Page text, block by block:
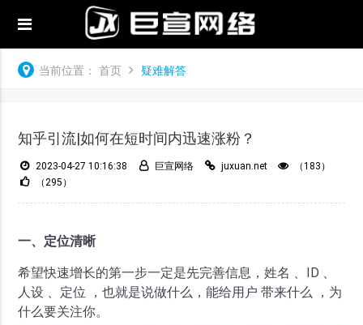
当前位置： 首页 疑难解答
知乎引流|如何在短时间内迅速涨粉？
2023-04-27 10:16:38 巨宣网络 juxuan.net
（183）
（295）
一、定位清晰
希望快速增长的第一步一定是先完善信息，姓名 、ID 、
人设 、定位 ，也就是说做什么，能给用户 带来什么 ，为
什么要关注你。